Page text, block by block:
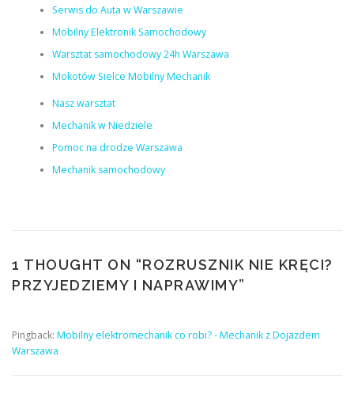
Serwis do Auta w Warszawie
Mobilny Elektronik Samochodowy
Warsztat samochodowy 24h Warszawa
Mokotów Sielce Mobilny Mechanik
Nasz warsztat
Mechanik w Niedziele
Pomoc na drodze Warszawa
Mechanik samochodowy
1 THOUGHT ON “ROZRUSZNIK NIE KRĘCI?
PRZYJEDZIEMY I NAPRAWIMY”
Pingback: Mobilny elektromechanik co robi? - Mechanik z Dojazdem
Warszawa